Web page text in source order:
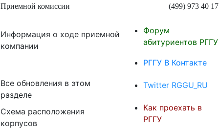
Приемной комиссии
(499) 973 40 17
Информация о ходе приемной
компании
Форум
абитуриентов РГГУ
РГГУ В Контакте
Все обновления в этом
разделе
Twitter RGGU_RU
Схема расположения
корпусов
Как проехать в
РГГУ